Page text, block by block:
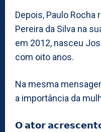
Depois, Paulo Rocha
Pereira da Silva na
em 2012, nasceu
com oito anos.
Na mesma
a importância da
𝗢 𝗮𝘁𝗼𝗿